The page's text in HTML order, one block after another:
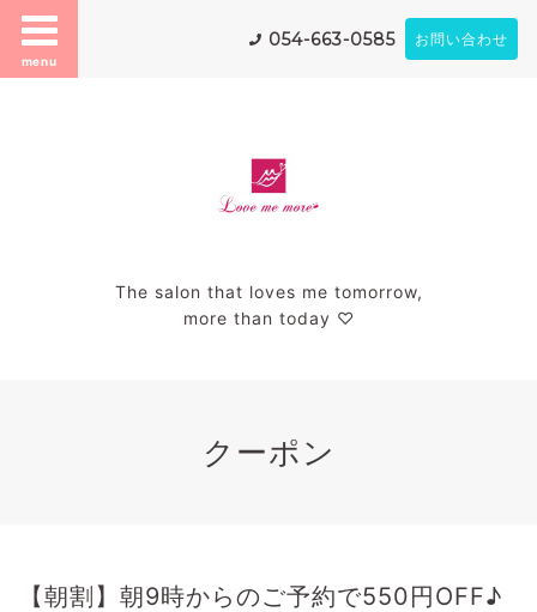
menu
054-663-0585 お問い合わせ
The salon that loves me tomorrow,
more than today ♡
クーポン
【朝割】朝9時からのご予約で550円OFF♪